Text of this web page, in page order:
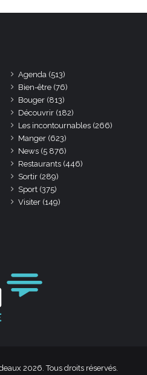
Agenda (513)
Bien-être (76)
Bouger (813)
Découvrir (182)
Les incontournables (266)
Manger (623)
News (5 876)
Restaurants (446)
Sortir (289)
Sport (375)
Visiter (149)
2026. Tous droits réservés.